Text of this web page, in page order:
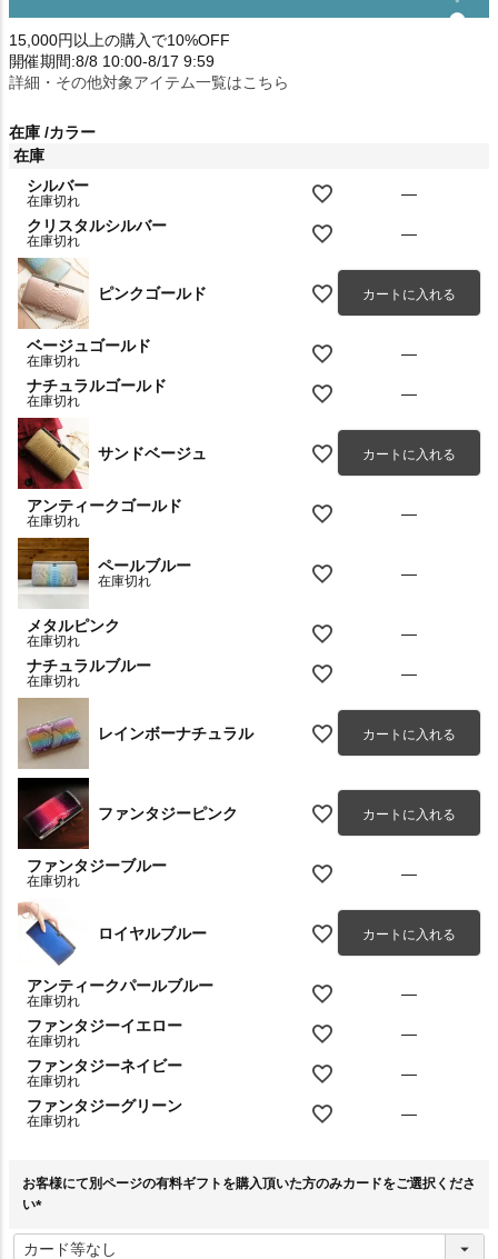
15,000円以上の購入で10%OFF
開催期間:8/8 10:00-8/17 9:59
詳細・その他対象アイテム一覧はこちら
在庫 カラー
在庫
シルバー
在庫切れ
—
クリスタルシルバー
在庫切れ —
ピンクゴールド カートに入れる
ベージュゴールド
在庫切れ
—
ナチュラルゴールド
在庫切れ —
サンドベージュ カートに入れる
アンティークゴールド
在庫切れ —
ペールブルー
在庫切れ —
メタルピンク
在庫切れ
—
ナチュラルブルー
在庫切れ —
レインボーナチュラル カートに入れる
ファンタジーピンク カートに入れる
ファンタジーブルー
在庫切れ —
ロイヤルブルー カートに入れる
アンティークパールブルー
在庫切れ
—
ファンタジーイエロー
在庫切れ
—
ファンタジーネイビー
在庫切れ
—
ファンタジーグリーン
在庫切れ —
お客様にて別ページの有料ギフトを購入頂いた方のみカードをご選択くださ
い
必